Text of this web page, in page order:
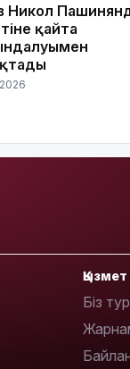
Никол
қайта
Қызмет
Біз